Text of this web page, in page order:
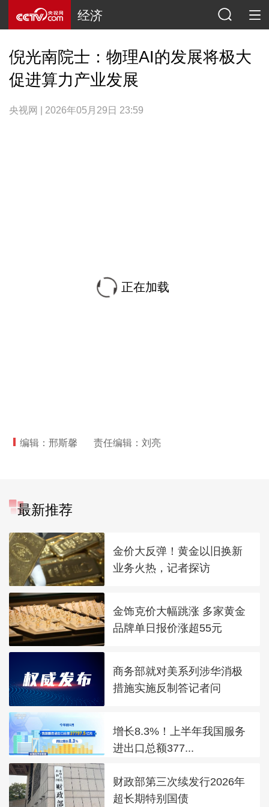
经济
倪光南院士：物理AI的发展将极大
促进算力产业发展
央视网 | 2026年05月29日 23:59
正在加载
编辑：邢斯馨 责任编辑：刘亮
最新推荐
金价大反弹！黄金以旧换新
业务火热，记者探访
金饰克价大幅跳涨 多家黄金
品牌单日报价涨超55元
商务部就对美系列涉华消极
措施实施反制答记者问
增长8.3%！上半年我国服务
进出口总额377...
财政部第三次续发行2026年
超长期特别国债